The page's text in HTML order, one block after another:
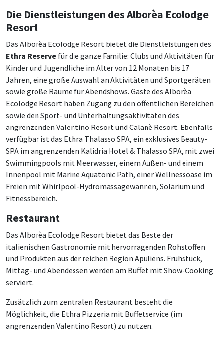
Die Dienstleistungen des Alborèa Ecolodge
Resort
Das Alborèa Ecolodge Resort bietet die Dienstleistungen des
Ethra Reserve für die ganze Familie: Clubs und Aktivitäten für
Kinder und Jugendliche im Alter von 12 Monaten bis 17
Jahren, eine große Auswahl an Aktivitäten und Sportgeräten
sowie große Räume für Abendshows. Gäste des Alborèa
Ecolodge Resort haben Zugang zu den öffentlichen Bereichen
sowie den Sport- und Unterhaltungsaktivitäten des
angrenzenden Valentino Resort und Calanè Resort. Ebenfalls
verfügbar ist das Ethra Thalasso SPA, ein exklusives Beauty-
SPA im angrenzenden Kalidria Hotel & Thalasso SPA, mit zwei
Swimmingpools mit Meerwasser, einem Außen- und einem
Innenpool mit Marine Aquatonic Path, einer Wellnessoase im
Freien mit Whirlpool-Hydromassagewannen, Solarium und
Fitnessbereich.
Restaurant
Das Alborèa Ecolodge Resort bietet das Beste der
italienischen Gastronomie mit hervorragenden Rohstoffen
und Produkten aus der reichen Region Apuliens. Frühstück,
Mittag- und Abendessen werden am Buffet mit Show-Cooking
serviert.
Zusätzlich zum zentralen Restaurant besteht die
Möglichkeit, die Ethra Pizzeria mit Buffetservice (im
angrenzenden Valentino Resort) zu nutzen.